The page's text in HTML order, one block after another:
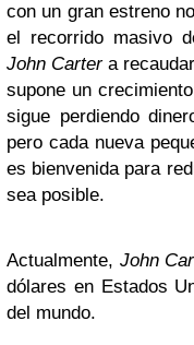
con un gran estreno
el recorrido masivo
John Cartera
supone un
sigue perdiendo
pero cada nueva
es bienvenida para
sea posible.
Actualmente, John
dólares en Estados
del mundo.